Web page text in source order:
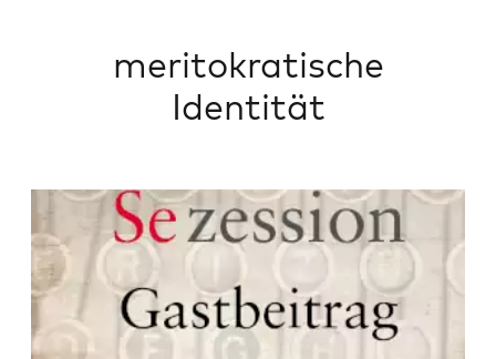
meritokratische
Identität